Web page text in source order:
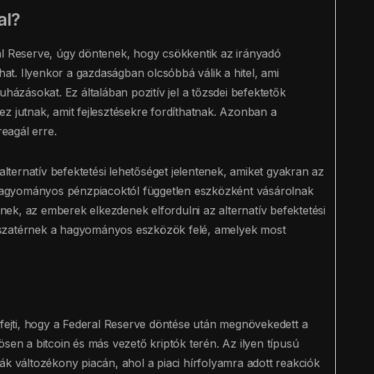
Reserve, úgy döntenek, hogy csökkentik az irányadó
Ilyenkor a gazdaságban olcsóbbá válik a hitel, ami
Ez általában pozitív jel a tőzsdei befektetők
jutnak, amit fejlesztésekre fordíthatnak. Azonban a
erre.
befektetési lehetőséget jelentenek, amiket gyakran az
pénzpiacoktól független eszközként vásárolnak
az emberek elkezdenek elfordulni az alternatív befektetési
a hagyományos eszközök felé, amelyek most
hogy a Federal Reserve döntése után megnövekedett a
a bitcoin és más vezető kriptók terén. Az ilyen típusú
változékony piacán, ahol a piaci hírfolyamra adott reakciók